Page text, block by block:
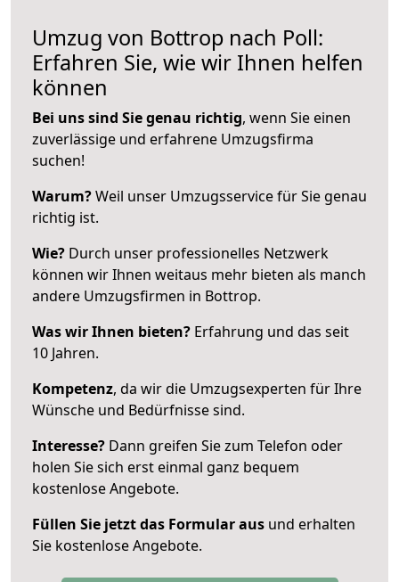
Umzug von Bottrop nach Poll:
Erfahren Sie, wie wir Ihnen helfen
können
Bei uns sind Sie genau richtig, wenn Sie einen
zuverlässige und erfahrene Umzugsfirma
suchen!
Warum?Weil unser Umzugsservice für Sie genau
richtig ist.
Wie? Durch unser professionelles Netzwerk
können wir Ihnen weitaus mehr bieten als manch
andere Umzugsfirmen in Bottrop.
Was wir Ihnen bieten? Erfahrung und das seit
10 Jahren.
Kompetenz, da wir die Umzugsexperten für Ihre
Wünsche und Bedürfnisse sind.
Interesse? Dann greifen Sie zum Telefon oder
holen Sie sich erst einmal ganz bequem
kostenlose Angebote.
Füllen Sie jetzt das Formular aus und erhalten
Sie kostenlose Angebote.